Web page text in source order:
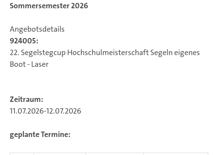
Sommersemester 2026
Angebotsdetails
924005:
22. Segelstegcup Hochschulmeisterschaft Segeln eigenes
Boot - Laser
Zeitraum:
11.07.2026-12.07.2026
geplante Termine: